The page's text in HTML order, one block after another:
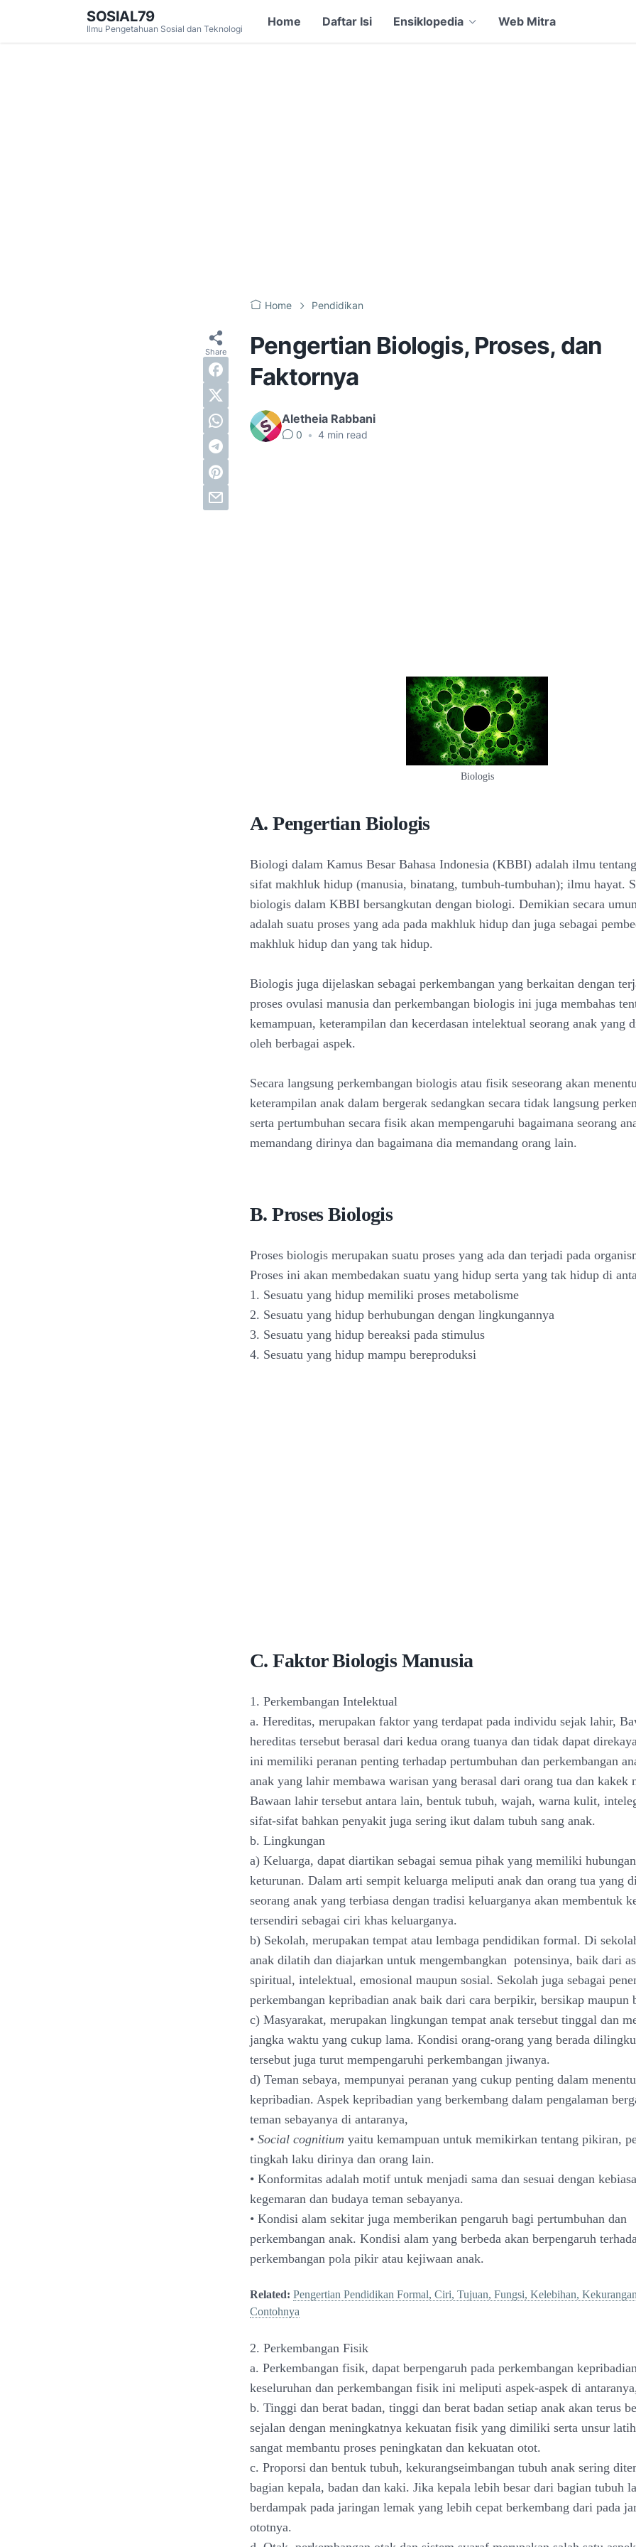
SOSIAL79
Ilmu Pengetahuan Sosial dan Teknologi
Home Daftar Isi Ensiklopedia Web Mitra
Home Pendidikan
Pengertian Biologis, Proses, dan
Faktornya
Aletheia Rabbani
0 • 4 min read
Biologis
A. Pengertian Biologis
Biologi dalam Kamus Besar Bahasa Indonesia (KBBI) adalah ilmu
sifat makhluk hidup (manusia, binatang, tumbuh-tumbuhan); ilmu hayat.
biologis dalam KBBI bersangkutan dengan biologi. Demikian secara
adalah suatu proses yang ada pada makhluk hidup dan juga sebagai
makhluk hidup dan yang tak hidup.
Biologis juga dijelaskan sebagai perkembangan yang berkaitan dengan
proses ovulasi manusia dan perkembangan biologis ini juga membahas
kemampuan, keterampilan dan kecerdasan intelektual seorang anak yang
oleh berbagai aspek.
Secara langsung perkembangan biologis atau fisik seseorang akan
keterampilan anak dalam bergerak sedangkan secara tidak langsung
serta pertumbuhan secara fisik akan mempengaruhi bagaimana seorang
memandang dirinya dan bagaimana dia memandang orang lain.
B. Proses Biologis
Proses biologis merupakan suatu proses yang ada dan terjadi pada
Proses ini akan membedakan suatu yang hidup serta yang tak hidup di
1. Sesuatu yang hidup memiliki proses metabolisme
2. Sesuatu yang hidup berhubungan dengan lingkungannya
3. Sesuatu yang hidup bereaksi pada stimulus
4. Sesuatu yang hidup mampu bereproduksi
C. Faktor Biologis Manusia
1. Perkembangan Intelektual
a. Hereditas, merupakan faktor yang terdapat pada individu sejak lahir,
hereditas tersebut berasal dari kedua orang tuanya dan tidak dapat
ini memiliki peranan penting terhadap pertumbuhan dan perkembangan
anak yang lahir membawa warisan yang berasal dari orang tua dan kakek
Bawaan lahir tersebut antara lain, bentuk tubuh, wajah, warna kulit,
sifat-sifat bahkan penyakit juga sering ikut dalam tubuh sang anak.
b. Lingkungan
a) Keluarga, dapat diartikan sebagai semua pihak yang memiliki
keturunan. Dalam arti sempit keluarga meliputi anak dan orang tua yang
seorang anak yang terbiasa dengan tradisi keluarganya akan membentuk
tersendiri sebagai ciri khas keluarganya.
b) Sekolah, merupakan tempat atau lembaga pendidikan formal. Di
anak dilatih dan diajarkan untuk mengembangkan potensinya, baik dari
spiritual, intelektual, emosional maupun sosial. Sekolah juga sebagai
perkembangan kepribadian anak baik dari cara berpikir, bersikap maupun
c) Masyarakat, merupakan lingkungan tempat anak tersebut tinggal dan
jangka waktu yang cukup lama. Kondisi orang-orang yang berada
tersebut juga turut mempengaruhi perkembangan jiwanya.
d) Teman sebaya, mempunyai peranan yang cukup penting dalam
kepribadian. Aspek kepribadian yang berkembang dalam pengalaman
teman sebayanya di antaranya,
• Social cognitium yaitu kemampuan untuk memikirkan tentang pikiran,
tingkah laku dirinya dan orang lain.
• Konformitas adalah motif untuk menjadi sama dan sesuai dengan
kegemaran dan budaya teman sebayanya.
• Kondisi alam sekitar juga memberikan pengaruh bagi pertumbuhan dan
perkembangan anak. Kondisi alam yang berbeda akan berpengaruh
perkembangan pola pikir atau kejiwaan anak.
Related: Pengertian Pendidikan Formal, Ciri, Tujuan, Fungsi, Kelebihan,
Contohnya
2. Perkembangan Fisik
a. Perkembangan fisik, dapat berpengaruh pada perkembangan
keseluruhan dan perkembangan fisik ini meliputi aspek-aspek di
b. Tinggi dan berat badan, tinggi dan berat badan setiap anak akan terus
sejalan dengan meningkatnya kekuatan fisik yang dimiliki serta unsur
sangat membantu proses peningkatan dan kekuatan otot.
c. Proporsi dan bentuk tubuh, kekurangseimbangan tubuh anak sering
bagian kepala, badan dan kaki. Jika kepala lebih besar dari bagian tubuh
berdampak pada jaringan lemak yang lebih cepat berkembang dari pada
ototnya.